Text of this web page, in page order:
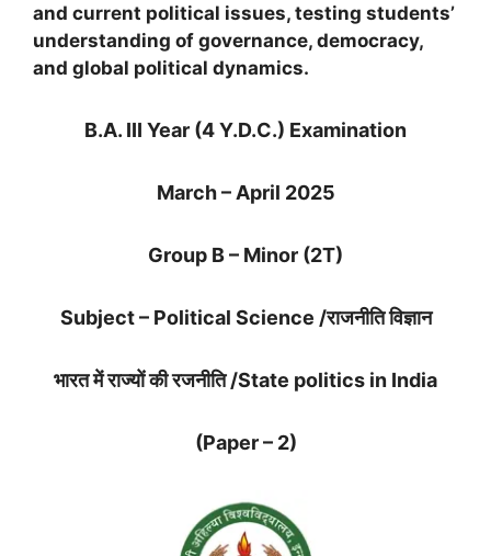
and current political issues, testing students’
understanding of governance, democracy,
and global political dynamics.
B.A. III Year (4 Y.D.C.) Examination
March – April 2025
Group B – Minor (2T)
Subject – Political Science /राजनीति विज्ञान
भारत में राज्यों की रजनीति /State politics in India
(Paper – 2)